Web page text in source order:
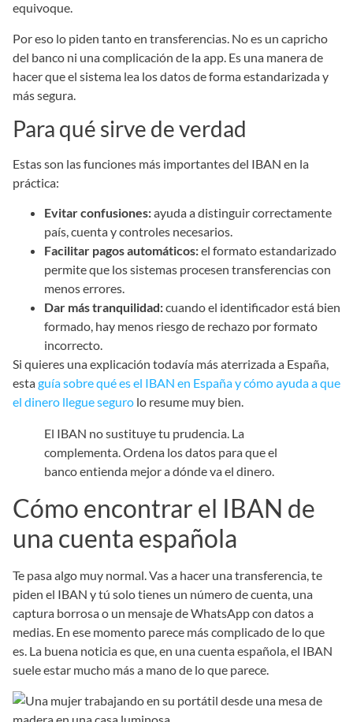
equivoque.
Por eso lo piden tanto en transferencias. No es un capricho
del banco ni una complicación de la app. Es una manera de
hacer que el sistema lea los datos de forma estandarizada y
más segura.
Para qué sirve de verdad
Estas son las funciones más importantes del IBAN en la
práctica:
Evitar confusiones:ayuda a distinguir correctamente
país, cuenta y controles necesarios.
Facilitar pagos automáticos:el formato estandarizado
permite que los sistemas procesen transferencias con
menos errores.
Dar más tranquilidad:cuando el identificador está bien
formado, hay menos riesgo de rechazo por formato
incorrecto.
Si quieres una explicación todavía más aterrizada a España,
estaguía sobre qué es el IBAN en España y cómo ayuda a que
el dinero llegue seguro lo resume muy bien.
El IBAN no sustituye tu prudencia. La
complementa. Ordena los datos para que el
banco entienda mejor a dónde va el dinero.
Cómo encontrar el IBAN de
una cuenta española
Te pasa algo muy normal. Vas a hacer una transferencia, te
piden el IBAN y tú solo tienes un número de cuenta, una
captura borrosa o un mensaje de WhatsApp con datos a
medias. En ese momento parece más complicado de lo que
es. La buena noticia es que, en una cuenta española, el IBAN
suele estar mucho más a mano de lo que parece.